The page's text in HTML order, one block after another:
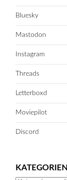
Bluesky
Mastodon
Instagram
Threads
Letterboxd
Moviepilot
Discord
KATEGORIEN